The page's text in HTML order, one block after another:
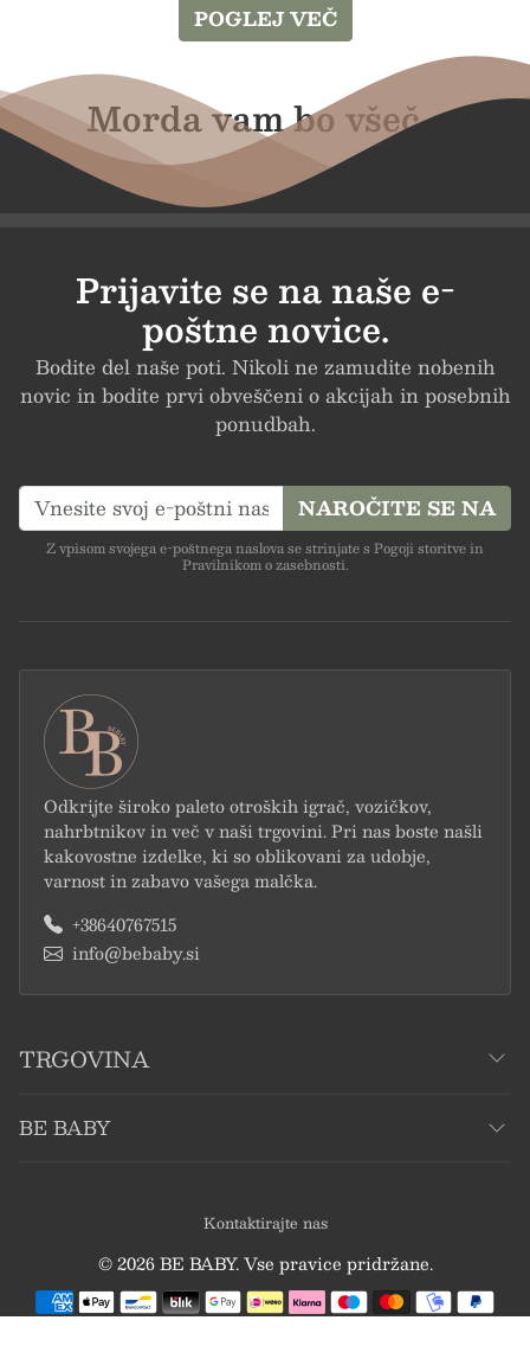
POGLEJ VEČ
Morda vam bo všeč...
Prijavite se na naše e-
poštne novice.
Bodite del naše poti. Nikoli ne zamudite nobenih
novic in bodite prvi obveščeni o akcijah in posebnih
ponudbah.
NAROČITE SE NA
Z vpisom svojega e-poštnega naslova se strinjate s Pogoji storitve in
Pravilnikom o zasebnosti.
Odkrijte široko paleto otroških igrač, vozičkov,
nahrbtnikov in več v naši trgovini. Pri nas boste našli
kakovostne izdelke, ki so oblikovani za udobje,
varnost in zabavo vašega malčka.
+38640767515
info@bebaby.si
TRGOVINA
BE BABY
Kontaktirajte nas
© 2026 BE BABY. Vse pravice pridržane.
Načini plačila